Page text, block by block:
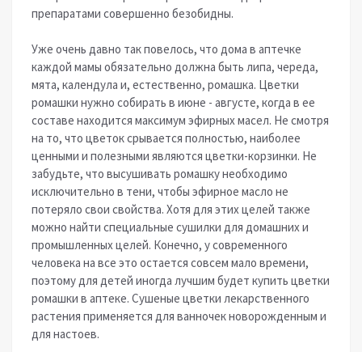
препаратами совершенно безобидны.
Уже очень давно так повелось, что дома в аптечке
каждой мамы обязательно должна быть липа, череда,
мята, календула и, естественно, ромашка. Цветки
ромашки нужно собирать в июне - августе, когда в ее
составе находится максимум эфирных масел. Не смотря
на то, что цветок срывается полностью, наиболее
ценными и полезными являются цветки-корзинки. Не
забудьте, что высушивать ромашку необходимо
исключительно в тени, чтобы эфирное масло не
потеряло свои свойства. Хотя для этих целей также
можно найти специальные сушилки для домашних и
промышленных целей. Конечно, у современного
человека на все это остается совсем мало времени,
поэтому для детей иногда лучшим будет купить цветки
ромашки в аптеке. Сушеные цветки лекарственного
растения применяется для ванночек новорожденным и
для настоев.